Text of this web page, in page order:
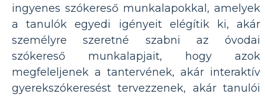
ingyenes szókereső munkalapokkal, amelyek
a tanulók egyedi igényeit elégítik ki, akár
személyre szeretné szabni az óvodai
szókereső munkalapjait, hogy azok
megfeleljenek a tantervének, akár interaktív
gyerekszókeresést tervezzenek, akár tanulói